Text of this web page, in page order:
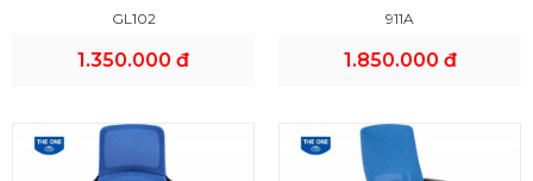
GL102
1.350.000 đ
911A
1.850.000 đ